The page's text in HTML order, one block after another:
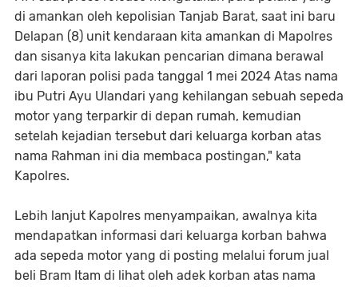
di amankan oleh kepolisian Tanjab Barat, saat ini baru
Delapan (8) unit kendaraan kita amankan di Mapolres
dan sisanya kita lakukan pencarian dimana berawal
dari laporan polisi pada tanggal 1 mei 2024 Atas nama
ibu Putri Ayu Ulandari yang kehilangan sebuah sepeda
motor yang terparkir di depan rumah, kemudian
setelah kejadian tersebut dari keluarga korban atas
nama Rahman ini dia membaca postingan," kata
Kapolres.
Lebih lanjut Kapolres menyampaikan, awalnya kita
mendapatkan informasi dari keluarga korban bahwa
ada sepeda motor yang di posting melalui forum jual
beli Bram Itam di lihat oleh adek korban atas nama